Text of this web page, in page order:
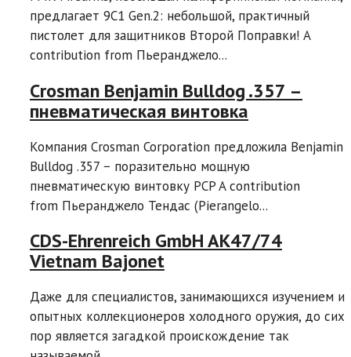
предлагает 9C1 Gen.2: небольшой, практичный
пистолет для защитников Второй Поправки! A
contribution from Пьеранджело...
Crosman Benjamin Bulldog .357 –
пневматическая винтовка
Компания Crosman Corporation предложила Benjamin
Bulldog .357 − поразительно мощную
пневматическую винтовку PCP A contribution
from Пьеранджело Тендас (Pierangelo...
CDS-Ehrenreich GmbH AK47/74
Vietnam Bajonet
Даже для специалистов, занимающихся изучением и
опытных коллекционеров холодного оружия, до сих
пор является загадкой проискождение так